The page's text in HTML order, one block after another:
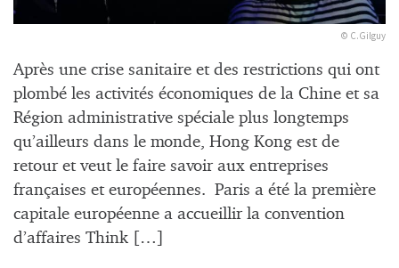
© C.Gilguy
Après une crise sanitaire et des restrictions qui ont
plombé les activités économiques de la Chine et sa
Région administrative spéciale plus longtemps
qu’ailleurs dans le monde, Hong Kong est de
retour et veut le faire savoir aux entreprises
françaises et européennes. Paris a été la première
capitale européenne a accueillir la convention
d’affaires Think […]